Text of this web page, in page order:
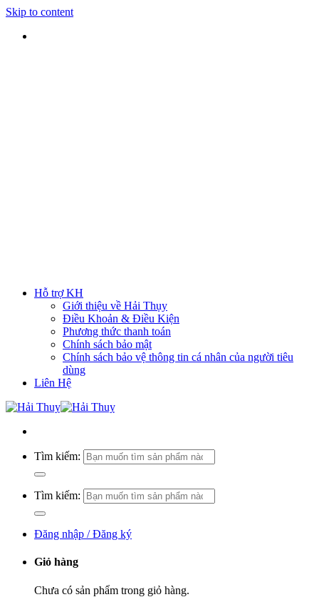
Skip to content
Hỗ trợ KH
Giới thiệu về Hải Thụy
Điều Khoản & Điều Kiện
Phương thức thanh toán
Chính sách bảo mật
Chính sách bảo vệ thông tin cá nhân của người tiêu
dùng
Liên Hệ
Tìm kiếm:
Tìm kiếm:
Đăng nhập / Đăng ký
Giỏ hàng
Chưa có sản phẩm trong giỏ hàng.